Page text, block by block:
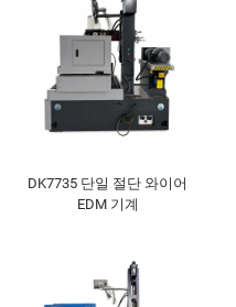
DK7735 단일 절단 와이어
EDM 기계